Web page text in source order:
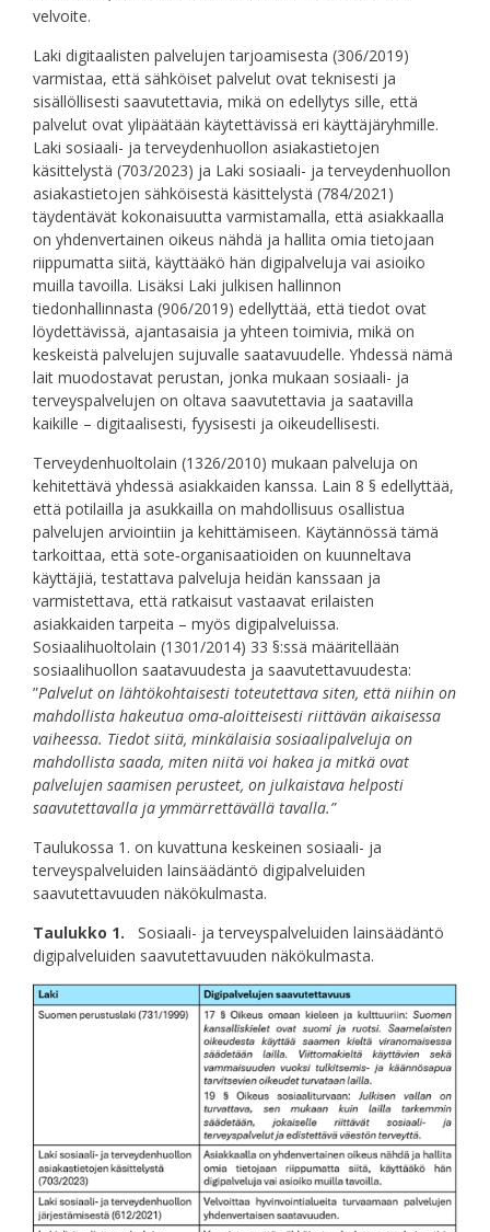
velvoite.
Laki digitaalisten palvelujen tarjoamisesta (306/2019)
varmistaa, että sähköiset palvelut ovat teknisesti ja
sisällöllisesti saavutettavia, mikä on edellytys sille, että
palvelut ovat ylipäätään käytettävissä eri käyttäjäryhmille.
Laki sosiaali- ja terveydenhuollon asiakastietojen
käsittelystä (703/2023) ja Laki sosiaali- ja terveydenhuollon
asiakastietojen sähköisestä käsittelystä (784/2021)
täydentävät kokonaisuutta varmistamalla, että asiakkaalla
on yhdenvertainen oikeus nähdä ja hallita omia tietojaan
riippumatta siitä, käyttääkö hän digipalveluja vai asioiko
muilla tavoilla. Lisäksi Laki julkisen hallinnon
tiedonhallinnasta (906/2019) edellyttää, että tiedot ovat
löydettävissä, ajantasaisia ja yhteen toimivia, mikä on
keskeistä palvelujen sujuvalle saatavuudelle. Yhdessä nämä
lait muodostavat perustan, jonka mukaan sosiaali- ja
terveyspalvelujen on oltava saavutettavia ja saatavilla
kaikille – digitaalisesti, fyysisesti ja oikeudellisesti.
Terveydenhuoltolain (1326/2010) mukaan palveluja on
kehitettävä yhdessä asiakkaiden kanssa. Lain 8 § edellyttää,
että potilailla ja asukkailla on mahdollisuus osallistua
palvelujen arviointiin ja kehittämiseen. Käytännössä tämä
tarkoittaa, että sote‑organisaatioiden on kuunneltava
käyttäjiä, testattava palveluja heidän kanssaan ja
varmistettava, että ratkaisut vastaavat erilaisten
asiakkaiden tarpeita – myös digipalveluissa.
Sosiaalihuoltolain (1301/2014) 33 §:ssä määritellään
sosiaalihuollon saatavuudesta ja saavutettavuudesta:
”Palvelut on lähtökohtaisesti toteutettava siten, että niihin on
mahdollista hakeutua oma-aloitteisesti riittävän aikaisessa
vaiheessa. Tiedot siitä, minkälaisia sosiaalipalveluja on
mahdollista saada, miten niitä voi hakea ja mitkä ovat
palvelujen saamisen perusteet, on julkaistava helposti
saavutettavalla ja ymmärrettävällä tavalla.”
Taulukossa 1. on kuvattuna keskeinen sosiaali- ja
terveyspalveluiden lainsäädäntö digipalveluiden
saavutettavuuden näkökulmasta.
Taulukko 1. Sosiaali- ja terveyspalveluiden lainsäädäntö
digipalveluiden saavutettavuuden näkökulmasta.